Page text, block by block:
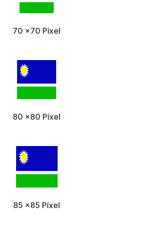
70 x70 Píxel
80 x80 Píxel
85 x85 Píxel